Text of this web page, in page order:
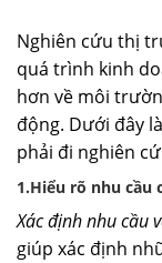
Nghiên cứu thị
quá trình kinh
hơn về môi
động. Dưới đây
phải đi nghiên
1.Hiểu rõ nhu cầu
Xác định nhu cầu
giúp xác định